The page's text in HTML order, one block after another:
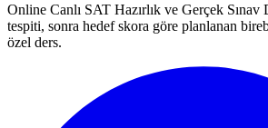
Online Canlı SAT Hazırlık ve Gerçek Sınav
tespiti, sonra hedef skora göre planlanan
özel ders.